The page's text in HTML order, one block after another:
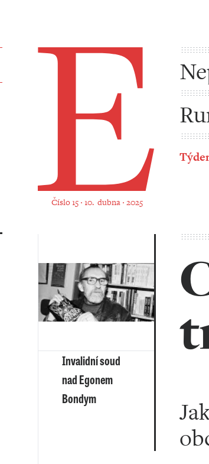
Číslo 15 ‧ 10. dubna ‧ 2025
Invalidní soud
nad Egonem
Bondym